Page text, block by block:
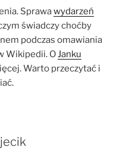
Sprawawydarzeń
świadczy choćby
podczas omawiania
Wikipedii. OJanku
Warto przeczytać i